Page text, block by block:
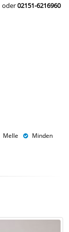
oder02151-6216960
Melle Minden